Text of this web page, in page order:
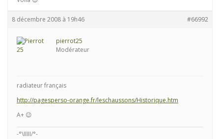
8 décembre 2008 à 19h46 #66992
pierrot25
Modérateur
radiateur français
http://pagesperso-orange.fr/leschaussons/Historique.htm
A+ 😉
-°\IIIII/°-